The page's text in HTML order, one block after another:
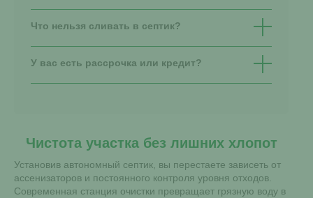
Что нельзя сливать в септик?
У вас есть рассрочка или кредит?
Чистота участка без лишних хлопот
Установив автономный септик, вы перестаете зависеть от
ассенизаторов и постоянного контроля уровня отходов.
Современная станция очистки превращает грязную воду в